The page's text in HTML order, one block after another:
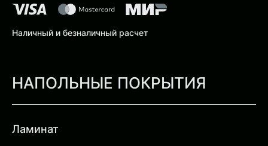
Наличный и безналичный расчет
НАПОЛЬНЫЕ ПОКРЫТИЯ
Ламинат